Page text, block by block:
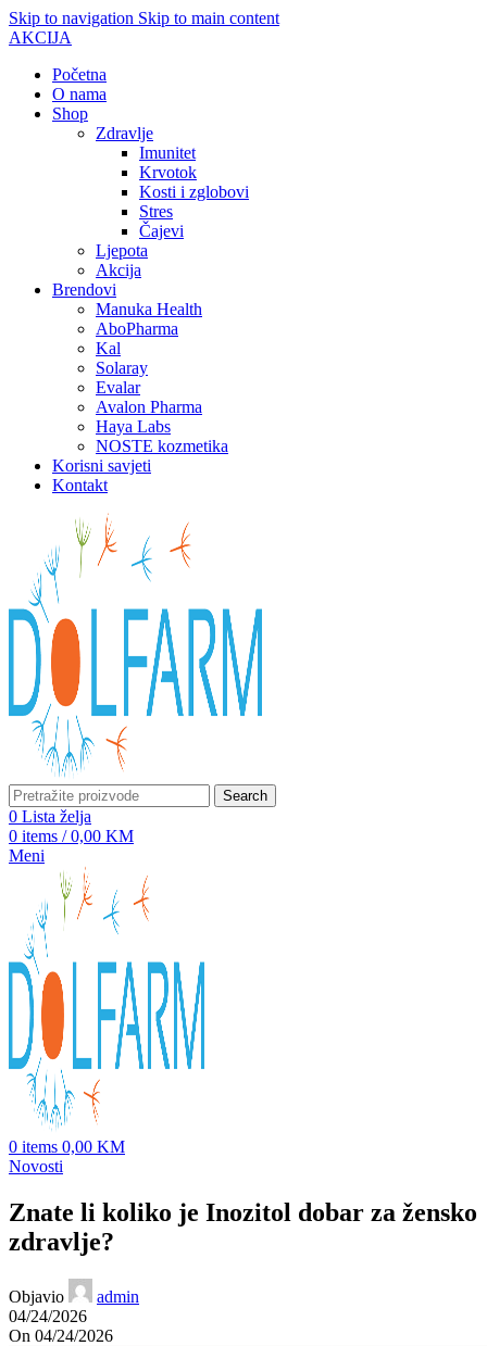
Skip to navigation Skip to main content
AKCIJA
Početna
O nama
Shop
Zdravlje
Imunitet
Krvotok
Kosti i zglobovi
Stres
Čajevi
Ljepota
Akcija
Brendovi
Manuka Health
AboPharma
Kal
Solaray
Evalar
Avalon Pharma
Haya Labs
NOSTE kozmetika
Korisni savjeti
Kontakt
Search
0 Lista želja
0 items / 0,00 KM
Meni
0 items 0,00 KM
Novosti
Znate li koliko je Inozitol dobar za žensko
zdravlje?
Objavio
admin
04/24/2026
On 04/24/2026